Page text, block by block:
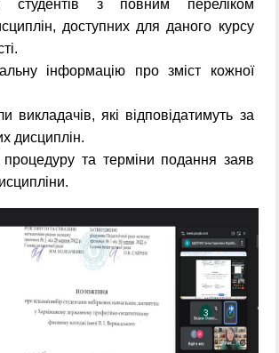
студентів з повним переліком
доступних для даного курсу
інформацію про зміст кожної
викладачів, які відповідатимуть за
дисциплін.
процедуру та терміни подання заяв